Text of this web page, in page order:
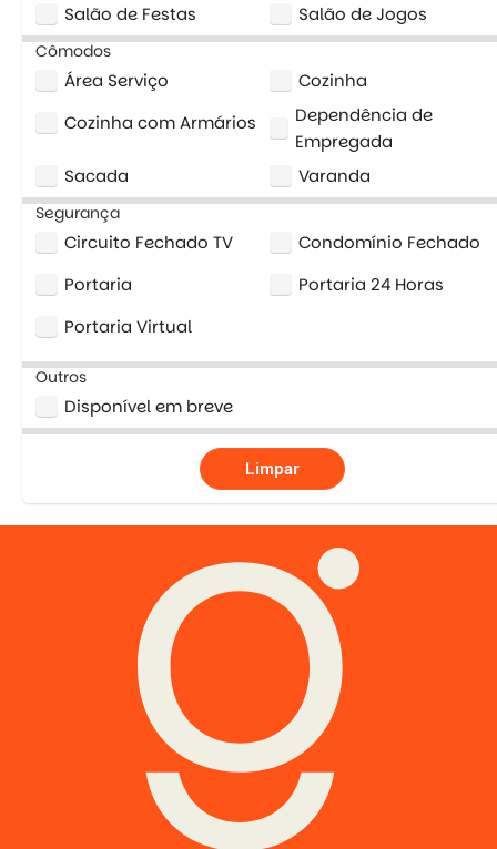
Salão de Festas
Salão de Jogos
Cômodos
Área Serviço
Cozinha
Cozinha com Armários
Dependência de
Empregada
Sacada
Varanda
Segurança
Circuito Fechado TV
Condomínio Fechado
Portaria
Portaria 24 Horas
Portaria Virtual
Outros
Disponível em breve
Limpar